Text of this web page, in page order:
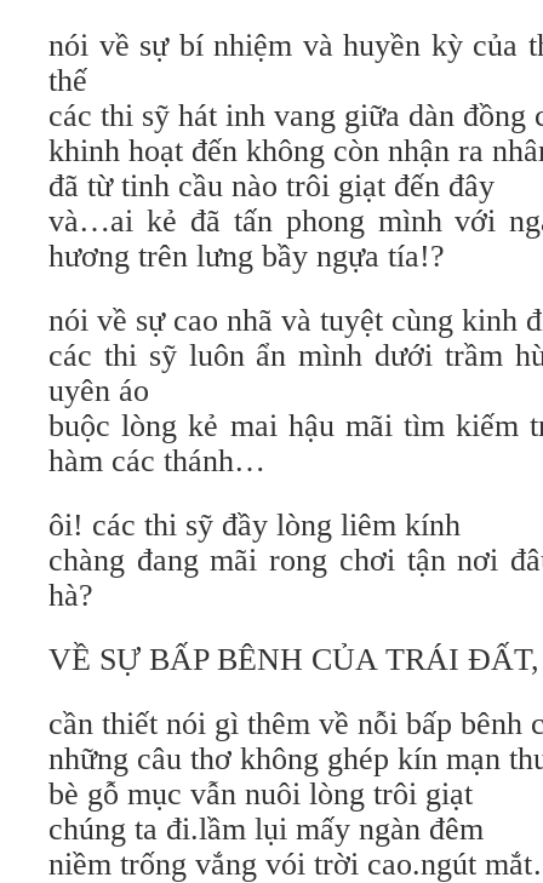
nói về sự bí nhiệm và huyền kỳ của
thế
các thi sỹ hát inh vang giữa dàn đồng
khinh hoạt đến không còn nhận ra
đã từ tinh cầu nào trôi giạt đến đây
và…ai kẻ đã tấn phong mình với
hương trên lưng bầy ngựa tía!?
nói về sự cao nhã và tuyệt cùng kinh
các thi sỹ luôn ẩn mình dưới trầm
uyên áo
buộc lòng kẻ mai hậu mãi tìm kiếm
hàm các thánh…
ôi! các thi sỹ đầy lòng liêm kính
chàng đang mãi rong chơi tận nơi
hà?
VỀ SỰ BẤP BÊNH CỦA TRÁI ĐẤT,
cần thiết nói gì thêm về nỗi bấp bênh
những câu thơ không ghép kín mạn
bè gỗ mục vẫn nuôi lòng trôi giạt
chúng ta đi.lầm lụi mấy ngàn đêm
niềm trống vắng vói trời cao.ngút